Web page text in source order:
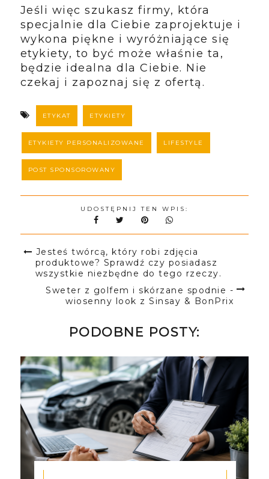
Jeśli więc szukasz firmy, która
specjalnie dla Ciebie zaprojektuje i
wykona piękne i wyróżniające się
etykiety, to być może właśnie ta,
będzie idealna dla Ciebie. Nie
czekaj i zapoznaj się z ofertą.
ETYKAT ETYKIETY
ETYKIETY PERSONALIZOWANE LIFESTYLE
POST SPONSOROWANY
UDOSTĘPNIJ TEN WPIS:
Jesteś twórcą, który robi zdjęcia
produktowe? Sprawdź czy posiadasz
wszystkie niezbędne do tego rzeczy.
Sweter z golfem i skórzane spodnie -
wiosenny look z Sinsay & BonPrix
PODOBNE POSTY: